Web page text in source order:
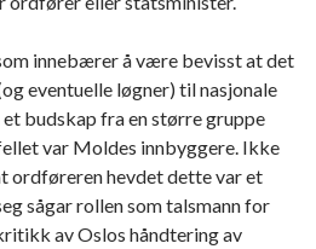
innebærer å være bevisst at det
eventuelle løgner) til nasjonale
budskap fra en større gruppe
var Moldes innbyggere. Ikke
ordføreren hevdet dette var et
sågar rollen som talsmann for
av Oslos håndtering av